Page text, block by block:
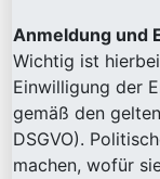
Anmeldung und
Wichtig ist
Einwilligung der
gemäß den
DSGVO).
machen, wofür